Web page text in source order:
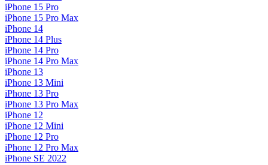
iPhone 15 Pro
iPhone 15 Pro Max
iPhone 14
iPhone 14 Plus
iPhone 14 Pro
iPhone 14 Pro Max
iPhone 13
iPhone 13 Mini
iPhone 13 Pro
iPhone 13 Pro Max
iPhone 12
iPhone 12 Mini
iPhone 12 Pro
iPhone 12 Pro Max
iPhone SE 2022